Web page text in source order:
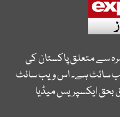
سے متعلق پاکستان کی
سائٹ ہے۔ اس ویب سائٹ
بحق ایکسپریس میڈیا